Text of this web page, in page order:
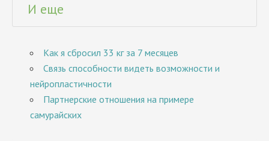
И еще
Как я сбросил 33 кг за 7 месяцев
Связь способности видеть возможности и
нейропластичности
Партнерские отношения на примере
самурайских